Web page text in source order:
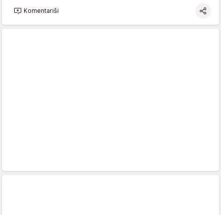
Komentariši